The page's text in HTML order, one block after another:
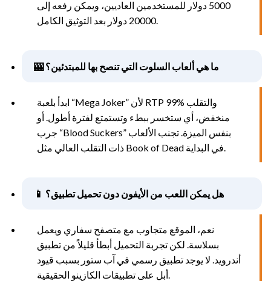
5000 دولار للمستخدمين العاديين، ويمكن رفعه إلى
20000 دولار بعد التوثيق الكامل.
🎰 ما هي ألعاب السلوت التي تنصح بها للمبتدئين؟
ابدأ بلعبة “Mega Joker” لأن RTP 99% والتقلب
منخفض، أي ستخسر ببطء وتستمتع لفترة أطول. أو
جرب “Blood Suckers” بنفس الميزة. تجنب الألعاب
📱 هل يمكن اللعب من الأيفون دون تحميل تطبيق؟
نعم، الموقع متجاوب مع متصفح سفاري ويعمل
بسلاسة. لكن تجربة التحميل أبطأ قليلاً من تطبيق
أندرويد. لا يوجد تطبيق رسمي في آب ستور بسبب قيود
أبل على تطبيقات الكازينو الحقيقية.